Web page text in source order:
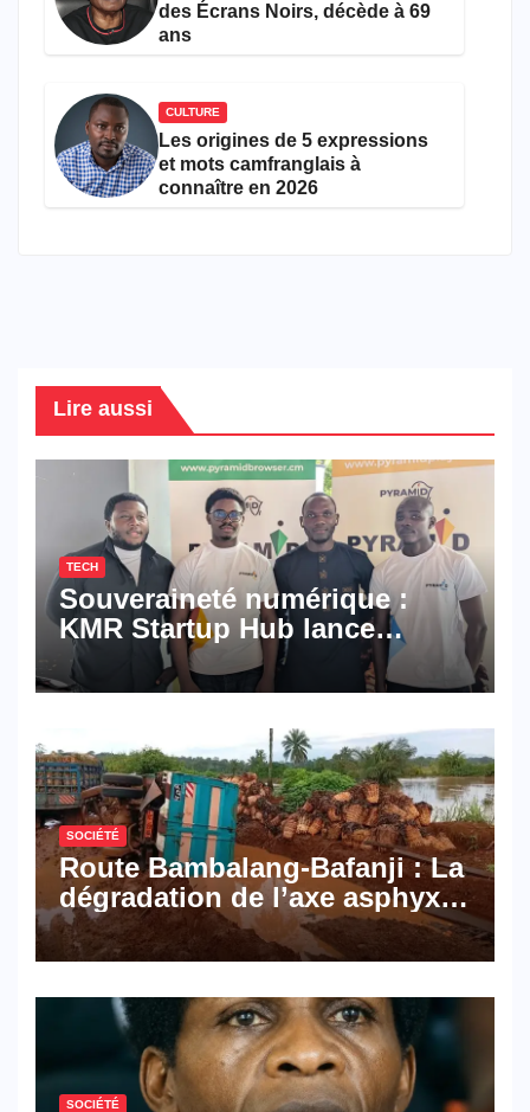
des Écrans Noirs, décède à 69
ans
CULTURE
Les origines de 5 expressions
et mots camfranglais à
connaître en 2026
Lire aussi
TECH
Souveraineté numérique :
KMR Startup Hub lance
Pyramid Browser et Pyramid
Mail, deux solutions
Cameroon
SOCIÉTÉ
Route Bambalang-Bafanji : La
dégradation de l’axe asphyxie
les activités économiques
SOCIÉTÉ